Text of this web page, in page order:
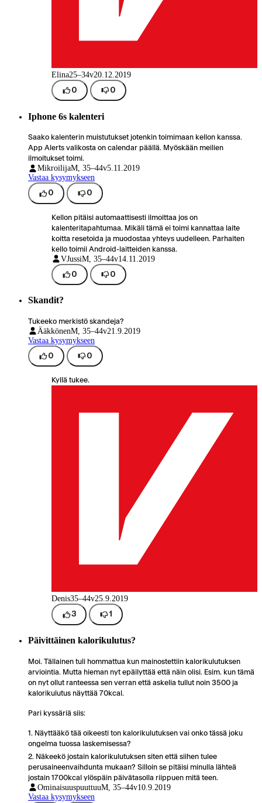
Elina25–34v20.12.2019
0 0
Iphone 6s kalenteri
Saako kalenterin muistutukset jotenkin toimimaan kellon kanssa.
App Alerts valikosta on calendar päällä. Myöskään meilien
ilmoitukset toimi.
MikroilijaM, 35–44v5.11.2019
Vastaa kysymykseen
0 0
Kellon pitäisi automaattisesti ilmoittaa jos on
kalenteritapahtumaa. Mikäli tämä ei toimi kannattaa laite
koitta resetoida ja muodostaa yhteys uudelleen. Parhaiten
kello toimii Android-laitteiden kanssa.
VJussiM, 35–44v14.11.2019
0 0
Skandit?
Tukeeko merkistö skandeja?
ÄäkkönenM, 35–44v21.9.2019
Vastaa kysymykseen
0 0
Kyllä tukee.
Denis35–44v25.9.2019
3 1
Päivittäinen kalorikulutus?
Moi. Tällainen tuli hommattua kun mainostettiin kalorikulutuksen
arviointia. Mutta hieman nyt epäilyttää että näin olisi. Esim. kun tämä
on nyt ollut ranteessa sen verran että askelia tullut noin 3500 ja
kalorikulutus näyttää 70kcal.
Pari kyssäriä siis:
Näyttääkö tää oikeesti ton kalorikulutuksen vai onko tässä joku
ongelma tuossa laskemisessa?
Näkeekö jostain kalorikulutuksen siten että siihen tulee
perusaineenvaihdunta mukaan? Silloin se pitäisi minulla lähteä
jostain 1700kcal ylöspäin päivätasolla riippuen mitä teen.
OminaisuuspuuttuuM, 35–44v10.9.2019
Vastaa kysymykseen